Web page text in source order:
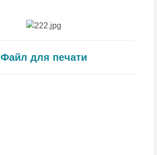
Файл для печати